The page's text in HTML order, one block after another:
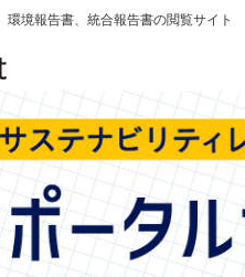
境報告書、統合報告書の閲覧サイト